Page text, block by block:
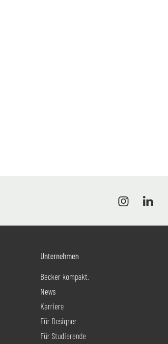
Unternehmen
Becker kompakt.
News
Karriere
Für Designer
Für Studierende